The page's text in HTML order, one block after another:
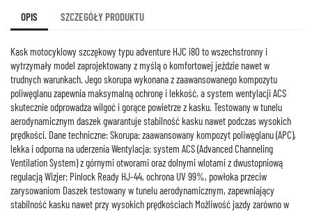
OPIS SZCZEGÓŁY PRODUKTU
Kask motocyklowy szczękowy typu adventure HJC i80 to wszechstronny i
wytrzymały model zaprojektowany z myślą o komfortowej jeździe nawet w
trudnych warunkach. Jego skorupa wykonana z zaawansowanego kompozytu
poliwęglanu zapewnia maksymalną ochronę i lekkość, a system wentylacji ACS
skutecznie odprowadza wilgoć i gorące powietrze z kasku. Testowany w tunelu
aerodynamicznym daszek gwarantuje stabilność kasku nawet podczas wysokich
prędkości. Dane techniczne: Skorupa: zaawansowany kompozyt poliwęglanu (APC),
lekka i odporna na uderzenia Wentylacja: system ACS (Advanced Channeling
Ventilation System) z górnymi otworami oraz dolnymi wlotami z dwustopniową
regulacją Wizjer: Pinlock Ready HJ-44, ochrona UV 99%, powłoka przeciw
zarysowaniom Daszek testowany w tunelu aerodynamicznym, zapewniający
stabilność kasku nawet przy wysokich prędkościach Możliwość jazdy zarówno w